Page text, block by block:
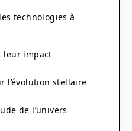
technologies à
leur impact
l’évolution stellaire
de l’univers